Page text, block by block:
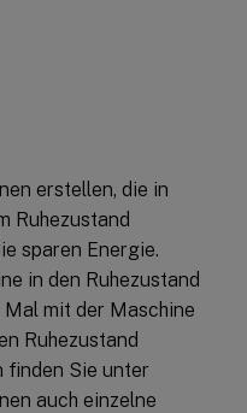
erstellen, die in
Ruhezustand
sparen Energie.
in den Ruhezustand
mit der Maschine
Ruhezustand
finden Sie unter
auch einzelne